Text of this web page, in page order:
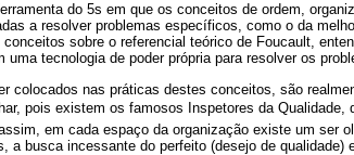
do 5s em que os conceitos de ordem,
a resolver problemas específicos, como o da
sobre o referencial teórico de Foucault,
uma tecnologia de poder própria para resolver os
colocados nas práticas destes conceitos, são
pois existem os famosos Inspetores da
em cada espaço da organização existe um ser
a busca incessante do perfeito (desejo de qualidade)